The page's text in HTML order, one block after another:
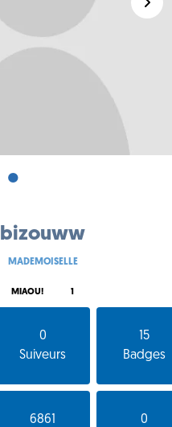
•
bizouww
MADEMOISELLE
MIAOU! 1
0
Suiveurs
15
Badges
6861
0